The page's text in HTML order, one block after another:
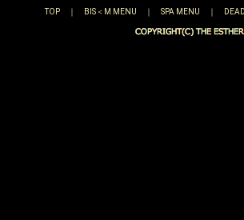
｜ BIS＜M MENU ｜ SPA MENU ｜